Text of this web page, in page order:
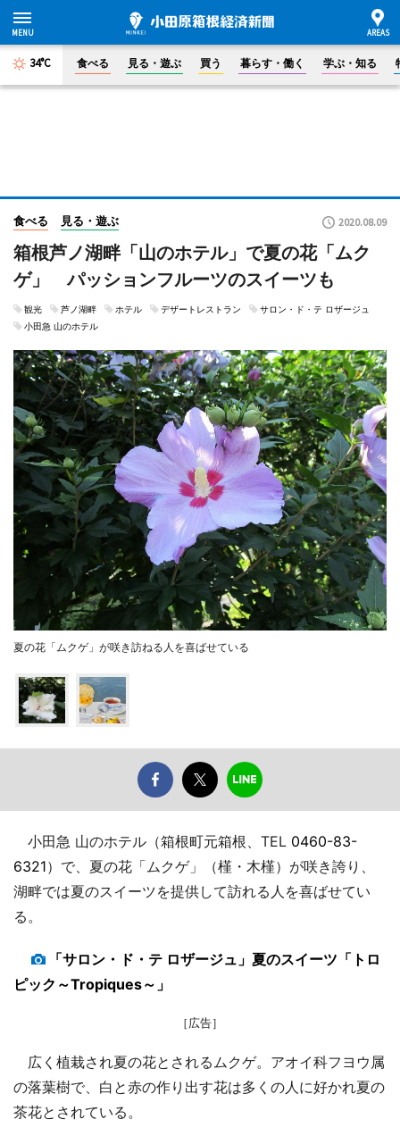
34°C 食べる 見る・遊ぶ 買う 暮らす・働く 学ぶ・知る
食べる 見る・遊ぶ 2020.08.09
箱根芦ノ湖畔「山のホテル」で夏の花「ムク
ゲ」 パッションフルーツのスイーツも
観光 芦ノ湖畔 ホテル デザートレストラン
サロン・ド・テ ロザージュ
小田急 山のホテル
夏の花「ムクゲ」が咲き訪ねる人を喜ばせている
小田急 山のホテル（箱根町元箱根、TEL 0460-83-
6321）で、夏の花「ムクゲ」（槿・木槿）が咲き誇り、
湖畔では夏のスイーツを提供して訪れる人を喜ばせてい
る。
「サロン・ド・テ ロザージュ」夏のスイーツ「トロ
ピック～Tropiques～」
［広告］
広く植栽され夏の花とされるムクゲ。アオイ科フヨウ属
の落葉樹で、白と赤の作り出す花は多くの人に好かれ夏の
茶花とされている。